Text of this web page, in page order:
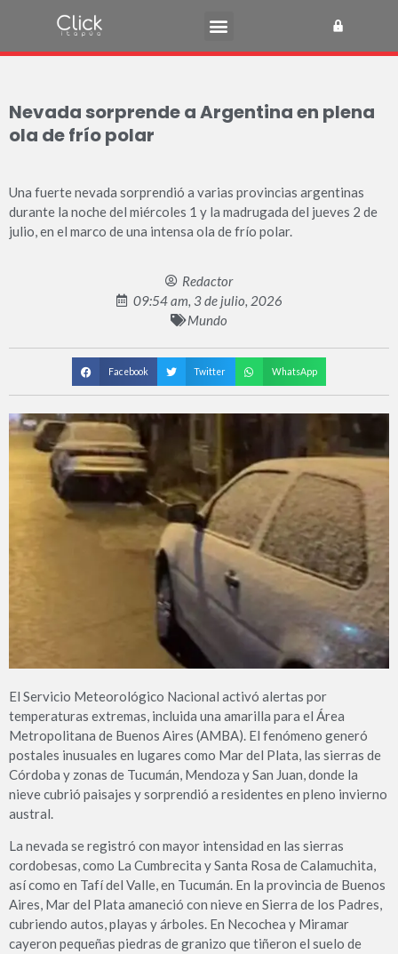
Nevada sorprende a Argentina en plena
ola de frío polar
Una fuerte nevada sorprendió a varias provincias argentinas
durante la noche del miércoles 1 y la madrugada del jueves 2 de
julio, en el marco de una intensa ola de frío polar.
Redactor
09:54 am, 3 de julio, 2026
Mundo
Facebook Twitter WhatsApp
El Servicio Meteorológico Nacional activó alertas por
temperaturas extremas, incluida una amarilla para el Área
Metropolitana de Buenos Aires (AMBA). El fenómeno generó
postales inusuales en lugares como Mar del Plata, las sierras de
Córdoba y zonas de Tucumán, Mendoza y San Juan, donde la
nieve cubrió paisajes y sorprendió a residentes en pleno invierno
austral.
La nevada se registró con mayor intensidad en las sierras
cordobesas, como La Cumbrecita y Santa Rosa de Calamuchita,
así como en Tafí del Valle, en Tucumán. En la provincia de Buenos
Aires, Mar del Plata amaneció con nieve en Sierra de los Padres,
cubriendo autos, playas y árboles. En Necochea y Miramar
cayeron pequeñas piedras de granizo que tiñeron el suelo de